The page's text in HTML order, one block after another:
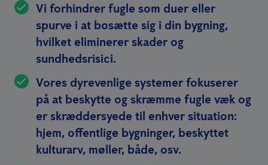
Vi forhindrer fugle som duer eller
spurve i at bosætte sig i din bygning,
hvilket eliminerer skader og
sundhedsrisici.
Vores dyrevenlige systemer fokuserer
på at beskytte og skræmme fugle væk og
er skræddersyede til enhver situation:
hjem, offentlige bygninger, beskyttet
kulturarv, møller, både, osv.